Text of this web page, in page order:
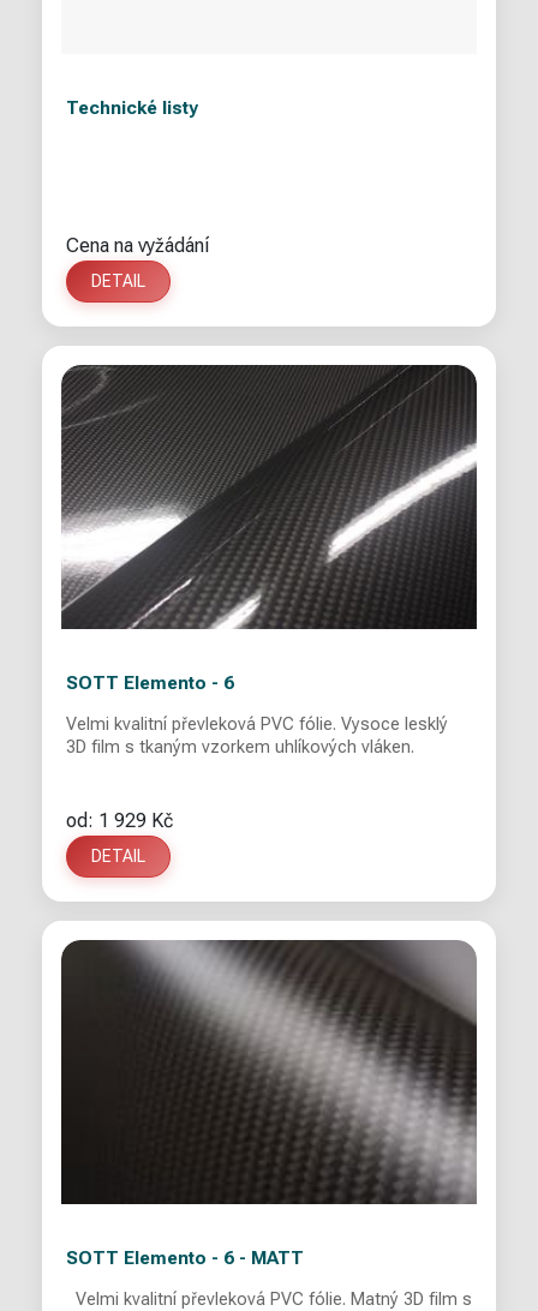
Technické listy
Cena na vyžádání
DETAIL
SOTT Elemento - 6
Velmi kvalitní převleková PVC fólie. Vysoce lesklý
3D film s tkaným vzorkem uhlíkových vláken.
od: 1 929 Kč
DETAIL
SOTT Elemento - 6 - MATT